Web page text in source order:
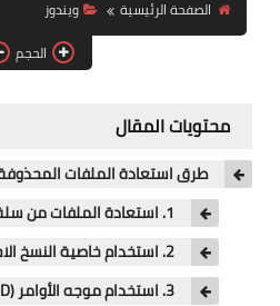
الصفحة الرئيسية
ويندوز
الحجم
محتويات المقال
طرق استعادة الملفات
1. استعادة الملفات من سلة المهملات
2. استخدام خاصية النسخ الاحتياطي (File History)
3. استخدام موجه الأوامر (CMD)